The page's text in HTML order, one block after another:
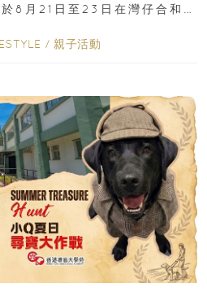
8月21日至23日在灣仔合和酒
/ 親子活動